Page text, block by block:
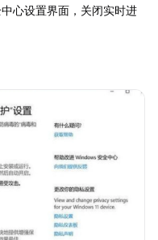
心设置界面，关闭实时进